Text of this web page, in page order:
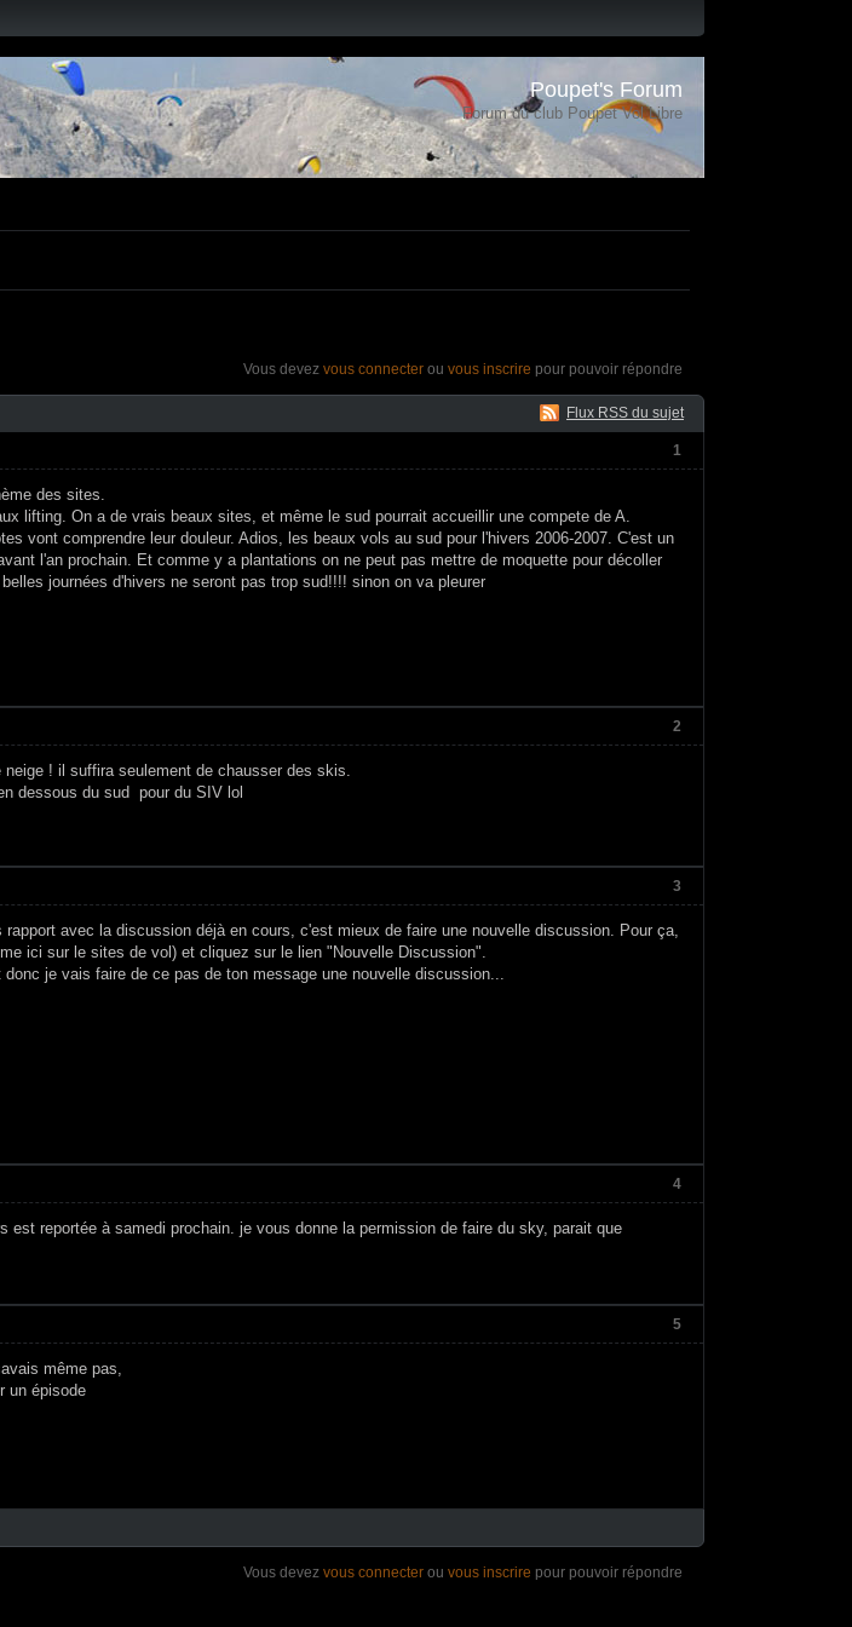
Poupet's Forum
Forum du club Poupet Vol Libre
Vous devez vous connecter ou vous inscrire pour pouvoir répondre
Flux RSS du sujet
1
des sites.
lifting. On a de vrais beaux sites, et même le sud pourrait accueillir une compete de A.
vont comprendre leur douleur. Adios, les beaux vols au sud pour l'hivers 2006-2007. C'est un
l'an prochain. Et comme y a plantations on ne peut pas mettre de moquette pour décoller
journées d'hivers ne seront pas trop sud!!!! sinon on va pleurer
2
! il suffira seulement de chausser des skis.
dessous du sud pour du SIV lol
3
avec la discussion déjà en cours, c'est mieux de faire une nouvelle discussion. Pour ça,
ici sur le sites de vol) et cliquez sur le lien "Nouvelle Discussion".
donc je vais faire de ce pas de ton message une nouvelle discussion...
4
est reportée à samedi prochain. je vous donne la permission de faire du sky, parait que
5
même pas,
un épisode
Vous devez vous connecter ou vous inscrire pour pouvoir répondre